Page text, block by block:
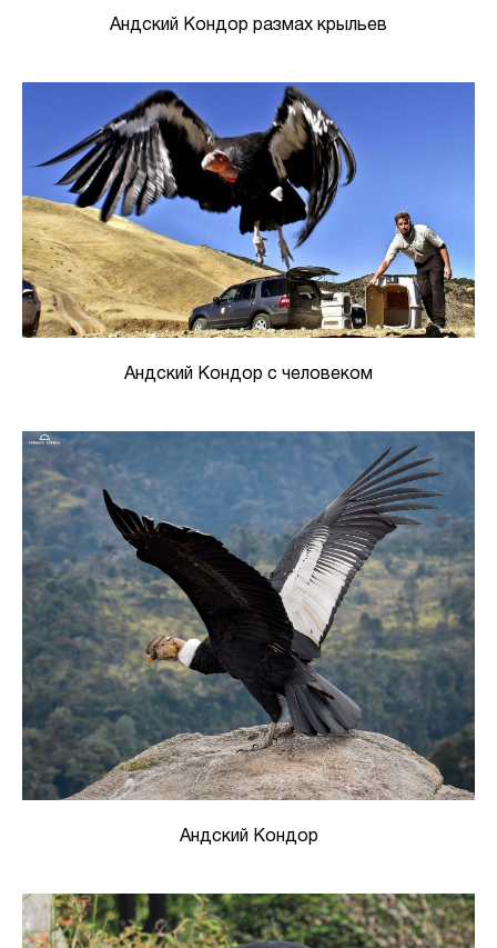
Андский Кондор размах крыльев
Андский Кондор с человеком
Андский Кондор